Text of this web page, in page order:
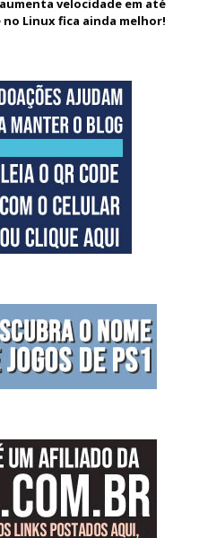
velocidade em até
no Linux fica ainda melhor!